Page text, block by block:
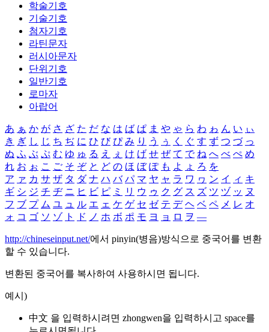
학술기호
기술기호
첨자기호
라틴문자
러시아문자
단위기호
일반기호
로마자
아랍어
あ ぁ か が さ ざ た だ な は ば ぱ ま や ゃ ら わ ゎ ん い ぃ
き ぎ し じ ち ぢ に ひ び ぴ み り う ぅ く ぐ す ず つ づ っ
ぬ ふ ぶ ぷ む ゆ ゅ る え ぇ け げ せ ぜ て で ね へ べ ぺ め
れ お ぉ こ ご そ ぞ と ど の ほ ぼ ぽ も よ ょ ろ を
ア ァ カ サ ザ タ ダ ナ ハ バ パ マ ヤ ャ ラ ワ ヮ ン イ ィ キ
ギ シ ジ チ ヂ ニ ヒ ビ ピ ミ リ ウ ゥ ク グ ス ズ ツ ヅ ッ ヌ
フ ブ プ ム ユ ュ ル エ ェ ケ ゲ セ ゼ テ デ ヘ ベ ペ メ レ オ
ォ コ ゴ ソ ゾ ト ド ノ ホ ボ ポ モ ヨ ョ ロ ヲ ―
http://chineseinput.net/에서 pinyin(병음)방식으로 중국어를 변환
할 수 있습니다.
변환된 중국어를 복사하여 사용하시면 됩니다.
예시)
中文 을 입력하시려면 zhongwen을 입력하시고 space를